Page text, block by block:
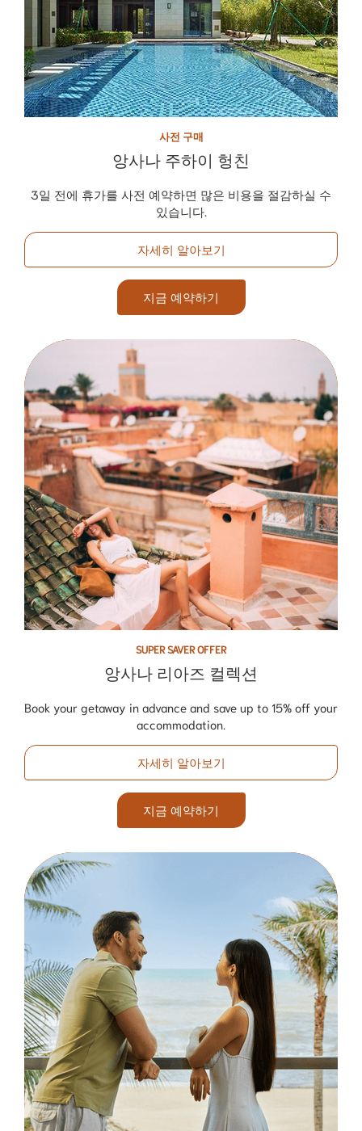
사전 구매
앙사나 주하이 헝친
3일 전에 휴가를 사전 예약하면 많은 비용을 절감하실 수
있습니다.
자세히 알아보기
지금 예약하기
SUPER SAVER OFFER
앙사나 리아즈 컬렉션
Book your getaway in advance and save up to 15% off your
accommodation.
자세히 알아보기
지금 예약하기